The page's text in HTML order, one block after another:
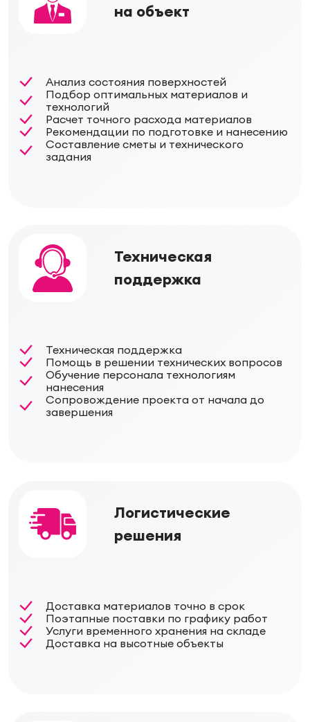
на объект
Анализ состояния поверхностей
Подбор оптимальных материалов и
технологий
Расчет точного расхода материалов
Рекомендации по подготовке и нанесению
Составление сметы и технического
задания
Техническая
поддержка
Техническая поддержка
Помощь в решении технических вопросов
Обучение персонала технологиям
нанесения
Сопровождение проекта от начала до
завершения
Логистические
решения
Доставка материалов точно в срок
Поэтапные поставки по графику работ
Услуги временного хранения на складе
Доставка на высотные объекты